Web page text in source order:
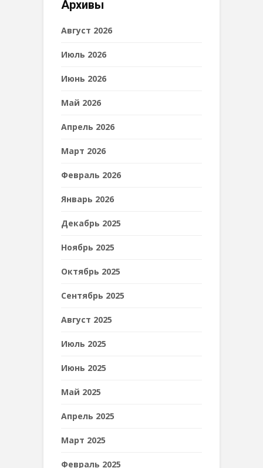
Архивы
Август 2026
Июль 2026
Июнь 2026
Май 2026
Апрель 2026
Март 2026
Февраль 2026
Январь 2026
Декабрь 2025
Ноябрь 2025
Октябрь 2025
Сентябрь 2025
Август 2025
Июль 2025
Июнь 2025
Май 2025
Апрель 2025
Март 2025
Февраль 2025